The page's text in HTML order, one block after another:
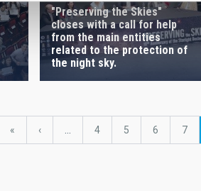
"Preserving the Skies"
closes with a call for help
from the main entities
related to the protection of
the night sky.
First
«
Previous
‹ Page
4 Page
5 Page
6 Page
7